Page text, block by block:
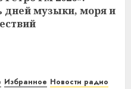
дней музыки, моря и
Избранное Новости радио